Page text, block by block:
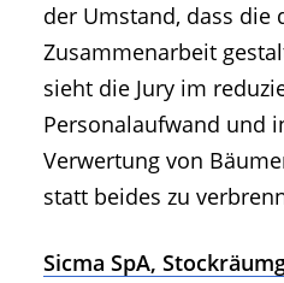
der Umstand, dass die
Zusammenarbeit
sieht die Jury im
Personalaufwand und
Verwertung von
statt beides zu
Sicma SpA,